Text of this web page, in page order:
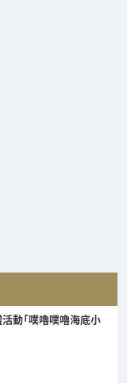
動「噗嚕噗嚕海底小